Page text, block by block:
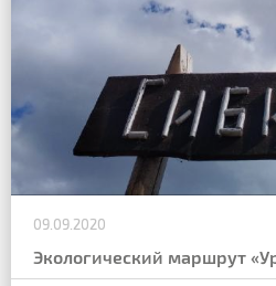
09.09.2020
Экологический маршрут